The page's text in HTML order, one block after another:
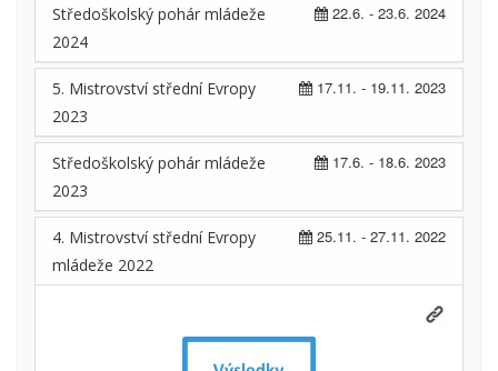
22.6. - 23.6. 2024
Středoškolský pohár mládeže
2024
17.11. - 19.11. 2023
5. Mistrovství střední Evropy
2023
17.6. - 18.6. 2023
Středoškolský pohár mládeže
2023
25.11. - 27.11. 2022
4. Mistrovství střední Evropy
mládeže 2022